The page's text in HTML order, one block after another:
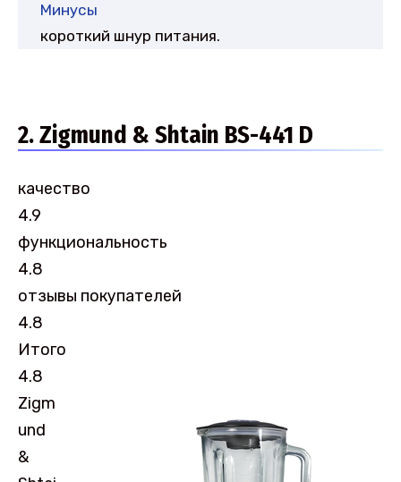
Минусы
короткий шнур питания.
2. Zigmund & Shtain BS-441 D
качество
4.9
функциональность
4.8
отзывы покупателей
4.8
Итого
4.8
Zigm
und
&